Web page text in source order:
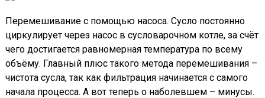
Перемешивание с помощью насоса. Сусло постоянно
циркулирует через насос в сусловарочном котле, за счёт
чего достигается равномерная температура по всему
объёму. Главный плюс такого метода перемешивания –
чистота сусла, так как фильтрация начинается с самого
начала процесса. А вот теперь о наболевшем – минусы.